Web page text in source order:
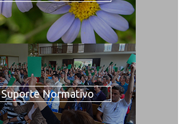
Suporte Normativo